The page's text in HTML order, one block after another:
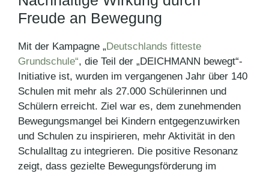
Freude an Bewegung
Mit der Kampagne „ Deutschlands fitteste
Grundschule“, die Teil der „DEICHMANN bewegt“-
Initiative ist, wurden im vergangenen Jahr über 140
Schulen mit mehr als 27.000 Schülerinnen und
Schülern erreicht. Ziel war es, dem zunehmenden
Bewegungsmangel bei Kindern entgegenzuwirken
und Schulen zu inspirieren, mehr Aktivität in den
Schulalltag zu integrieren. Die positive Resonanz
zeigt, dass gezielte Bewegungsförderung im